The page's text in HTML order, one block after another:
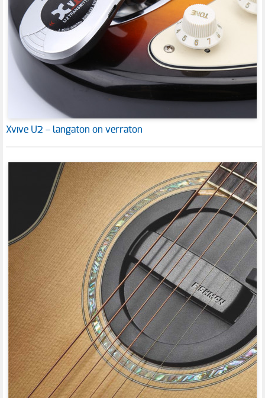
Xvive U2 – langaton on verraton